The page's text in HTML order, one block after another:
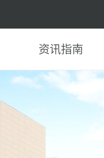
资讯指南